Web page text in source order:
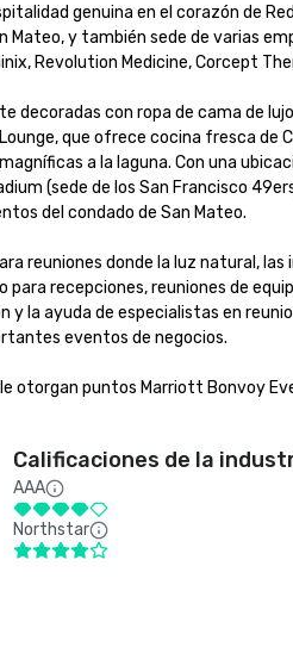
genuina en el corazón de
Mateo, y también sede de varias
Revolution Medicine, Corcept
decoradas con ropa de cama de
Lounge, que ofrece cocina fresca
a la laguna. Con una
(sede de los San Francisco
del condado de San Mateo.
reuniones donde la luz natural,
recepciones, reuniones de
y la ayuda de especialistas en
eventos de negocios.
otorgan puntos Marriott Bonvoy
Calificaciones de la
AAA
Northstar